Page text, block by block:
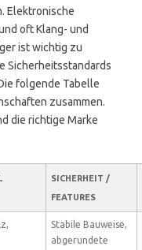
Elektronische
oft Klang- und
ist wichtig zu
Sicherheitsstandards
folgende Tabelle
zusammen.
die richtige Marke
SICHERHEIT /
FEATURES
Stabile Bauweise,
abgerundete